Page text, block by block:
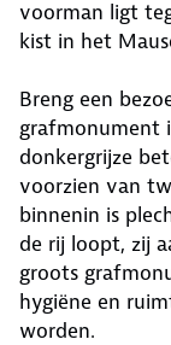
voorman ligt
kist in het
Breng een
grafmonument
donkergrijze
voorzien van
binnenin is
de rij loopt, zij
groots
hygiëne en
worden.